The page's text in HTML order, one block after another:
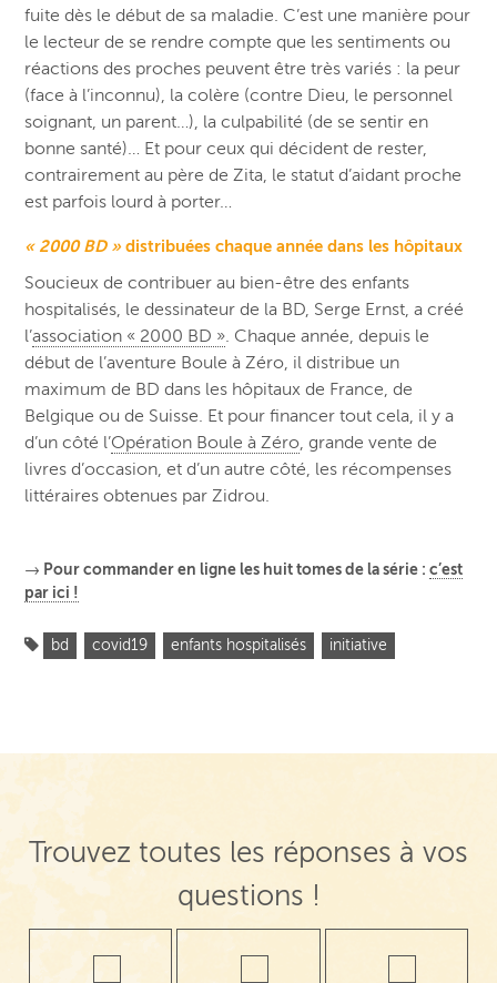
fuite dès le début de sa maladie. C’est une manière pour
le lecteur de se rendre compte que les sentiments ou
réactions des proches peuvent être très variés : la peur
(face à l’inconnu), la colère (contre Dieu, le personnel
soignant, un parent…), la culpabilité (de se sentir en
bonne santé)… Et pour ceux qui décident de rester,
contrairement au père de Zita, le statut d’aidant proche
est parfois lourd à porter…
« 2000 BD »distribuées chaque année dans les hôpitaux
Soucieux de contribuer au bien-être des enfants
hospitalisés, le dessinateur de la BD, Serge Ernst, a créé
l’association « 2000 BD ». Chaque année, depuis le
début de l’aventure Boule à Zéro, il distribue un
maximum de BD dans les hôpitaux de France, de
Belgique ou de Suisse. Et pour financer tout cela, il y a
d’un côté l’Opération Boule à Zéro, grande vente de
livres d’occasion, et d’un autre côté, les récompenses
littéraires obtenues par Zidrou.
→ Pour commander en ligne les huit tomes de la série :c’est
par ici !
bd covid19 enfants hospitalisés initiative
Trouvez toutes les réponses à vos
questions !